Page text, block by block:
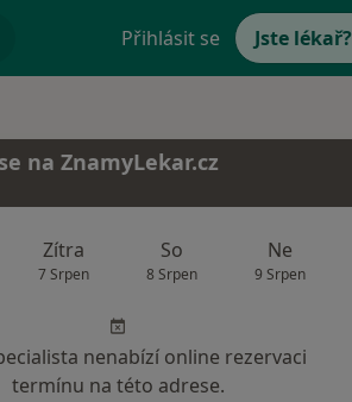
Přihlásit se Jste lékař?
na ZnamyLekar.cz
Zítra
7 Srpen
So
8 Srpen
Ne
9 Srpen
nenabízí online rezervaci
termínu na této adrese.